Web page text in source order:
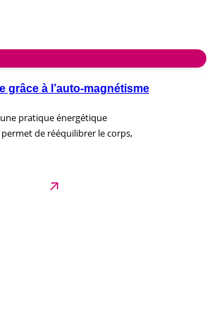
grâce à l’auto-magnétisme
pratique énergétique
de rééquilibrer le corps,